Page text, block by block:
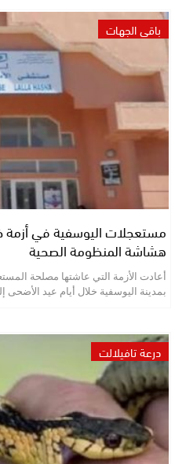
باقي الجهات
مستعجلات اليوسفية في أزمة
هشاشة المنظومة الصحية
أعادت الأزمة التي عاشتها مصلحة
بمدينة اليوسفية خلال أيام عيد الأضحى
درعة تافيلالت